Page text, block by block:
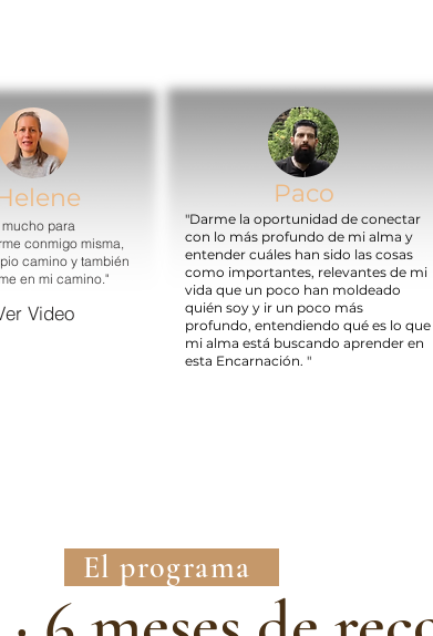
para
conmigo misma,
camino y también
en mi camino."
Video
Paco
"Darme la oportunidad de conectar
con lo más profundo de mi alma y
entender cuáles han sido las cosas
como importantes, relevantes de mi
vida que un poco han moldeado
quién soy y ir un poco más
profundo, entendiendo qué es lo que
mi alma está buscando aprender en
esta Encarnación. "
El programa